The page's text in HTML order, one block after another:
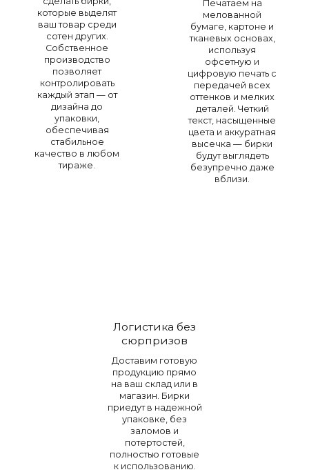
которые выделят
ваш товар среди
сотен других.
Собственное
производство
позволяет
контролировать
каждый этап — от
дизайна до
упаковки,
обеспечивая
стабильное
качество в любом
тираже.
Печатаем на
мелованной
бумаге, картоне и
тканевых основах,
используя
офсетную и
цифровую печать с
передачей всех
оттенков и мелких
деталей. Четкий
текст, насыщенные
цвета и аккуратная
высечка — бирки
будут выглядеть
безупречно даже
вблизи.
Логистика без
сюрпризов
Доставим готовую
продукцию прямо
на ваш склад или в
магазин. Бирки
приедут в надежной
упаковке, без
заломов и
потертостей,
полностью готовые
к использованию.